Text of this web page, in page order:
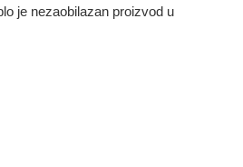
je nezaobilazan proizvod u